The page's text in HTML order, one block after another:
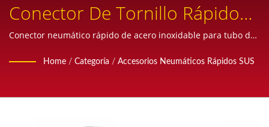
Conector De Tornillo Rápido
SUS304, Acoplamiento De
Espárrago, Acoplamiento
Conector neumático rápido de acero inoxidable para tubo de
Home / Categoría / Accesorios Neumáticos Rápidos SUS